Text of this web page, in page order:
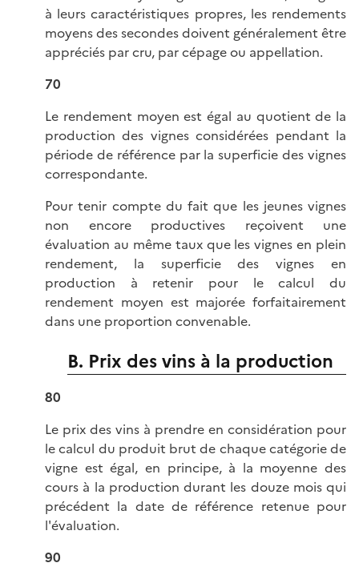
à leurs caractéristiques propres, les rendements
moyens des secondes doivent généralement être
appréciés par cru, par cépage ou appellation.
70
Le rendement moyen est égal au quotient de la
production des vignes considérées pendant la
période de référence par la superficie des vignes
correspondante.
Pour tenir compte du fait que les jeunes vignes
non encore productives reçoivent une
évaluation au même taux que les vignes en plein
rendement, la superficie des vignes en
production à retenir pour le calcul du
rendement moyen est majorée forfaitairement
dans une proportion convenable.
B. Prix des vins à la production
80
Le prix des vins à prendre en considération pour
le calcul du produit brut de chaque catégorie de
vigne est égal, en principe, à la moyenne des
cours à la production durant les douze mois qui
précédent la date de référence retenue pour
l'évaluation.
90